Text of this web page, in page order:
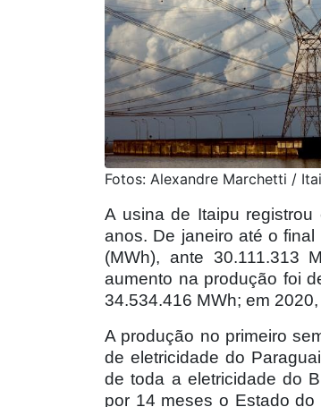
Fotos: Alexandre Marchetti /
A usina de Itaipu
anos. De janeiro até o
(MWh), ante 30.111.313
aumento na produção foi
34.534.416 MWh; em
A produção no primeiro
de eletricidade do
de toda a eletricidade do
por 14 meses o Estado